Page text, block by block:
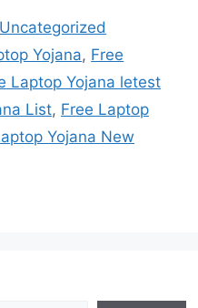
Uncategorized
Yojana, Free
Laptop Yojana letest
List, Free Laptop
Yojana New